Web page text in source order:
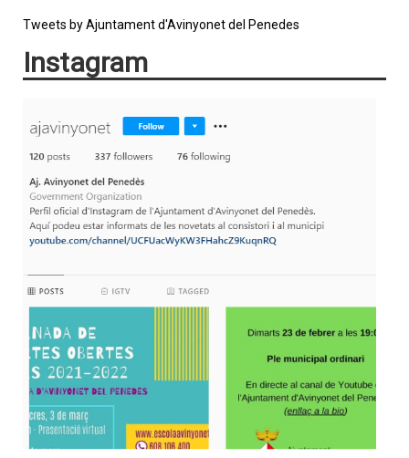
Tweets by Ajuntament d'Avinyonet del Penedes
Instagram